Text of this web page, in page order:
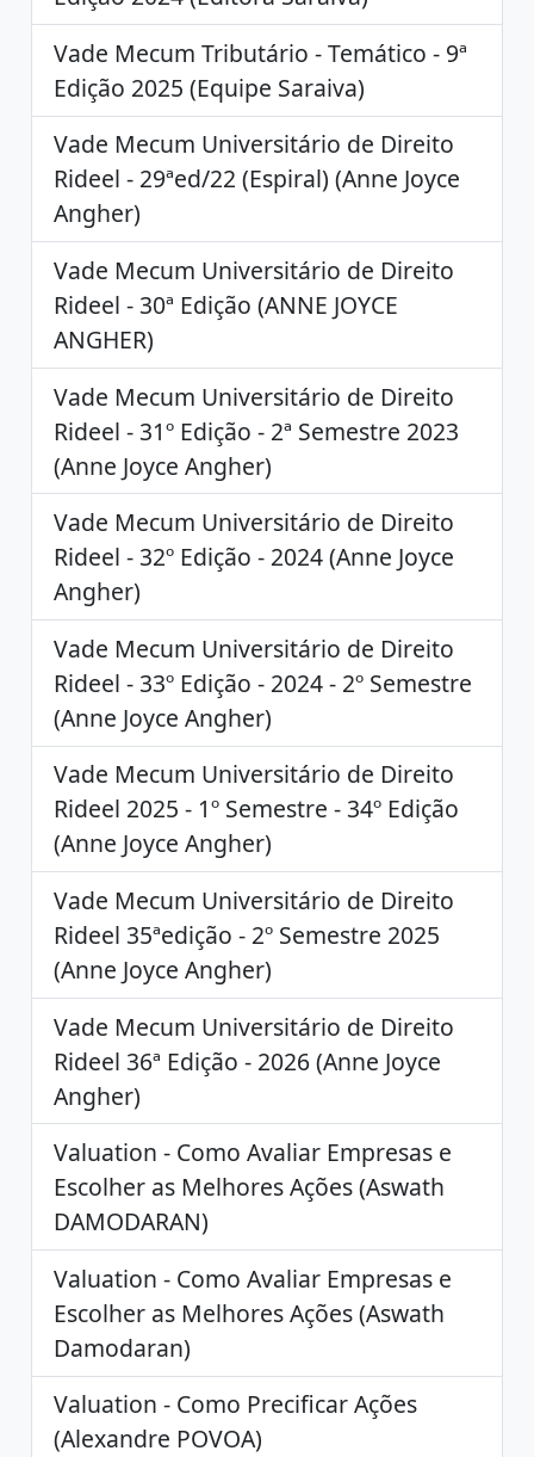
Vade Mecum Tributário - Temático - 9ª
Edição 2025 (Equipe Saraiva)
Vade Mecum Universitário de Direito
Rideel - 29ªed/22 (Espiral) (Anne Joyce
Angher)
Vade Mecum Universitário de Direito
Rideel - 30ª Edição (ANNE JOYCE
ANGHER)
Vade Mecum Universitário de Direito
Rideel - 31º Edição - 2ª Semestre 2023
(Anne Joyce Angher)
Vade Mecum Universitário de Direito
Rideel - 32º Edição - 2024 (Anne Joyce
Angher)
Vade Mecum Universitário de Direito
Rideel - 33º Edição - 2024 - 2º Semestre
(Anne Joyce Angher)
Vade Mecum Universitário de Direito
Rideel 2025 - 1º Semestre - 34º Edição
(Anne Joyce Angher)
Vade Mecum Universitário de Direito
Rideel 35ªedição - 2º Semestre 2025
(Anne Joyce Angher)
Vade Mecum Universitário de Direito
Rideel 36ª Edição - 2026 (Anne Joyce
Angher)
Valuation - Como Avaliar Empresas e
Escolher as Melhores Ações (Aswath
DAMODARAN)
Valuation - Como Avaliar Empresas e
Escolher as Melhores Ações (Aswath
Damodaran)
Valuation - Como Precificar Ações
(Alexandre POVOA)